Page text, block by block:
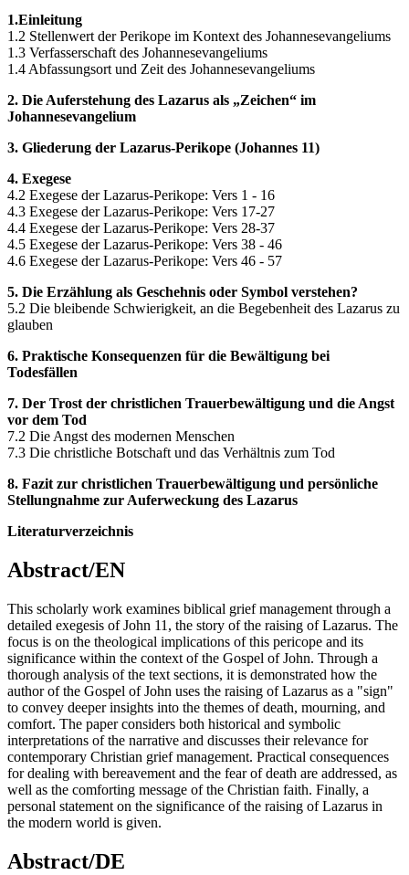
1.Einleitung
1.2 Stellenwert der Perikope im Kontext des Johannesevangeliums
1.3 Verfasserschaft des Johannesevangeliums
1.4 Abfassungsort und Zeit des Johannesevangeliums
2. Die Auferstehung des Lazarus als „Zeichen“ im
Johannesevangelium
3. Gliederung der Lazarus-Perikope (Johannes 11)
4. Exegese
4.2 Exegese der Lazarus-Perikope: Vers 1 - 16
4.3 Exegese der Lazarus-Perikope: Vers 17-27
4.4 Exegese der Lazarus-Perikope: Vers 28-37
4.5 Exegese der Lazarus-Perikope: Vers 38 - 46
4.6 Exegese der Lazarus-Perikope: Vers 46 - 57
5. Die Erzählung als Geschehnis oder Symbol verstehen?
5.2 Die bleibende Schwierigkeit, an die Begebenheit des Lazarus zu
glauben
6. Praktische Konsequenzen für die Bewältigung bei
Todesfällen
7. Der Trost der christlichen Trauerbewältigung und die Angst
vor dem Tod
7.2 Die Angst des modernen Menschen
7.3 Die christliche Botschaft und das Verhältnis zum Tod
8. Fazit zur christlichen Trauerbewältigung und persönliche
Stellungnahme zur Auferweckung des Lazarus
Literaturverzeichnis
Abstract/EN
This scholarly work examines biblical grief management through a
detailed exegesis of John 11, the story of the raising of Lazarus. The
focus is on the theological implications of this pericope and its
significance within the context of the Gospel of John. Through a
thorough analysis of the text sections, it is demonstrated how the
author of the Gospel of John uses the raising of Lazarus as a "sign"
to convey deeper insights into the themes of death, mourning, and
comfort. The paper considers both historical and symbolic
interpretations of the narrative and discusses their relevance for
contemporary Christian grief management. Practical consequences
for dealing with bereavement and the fear of death are addressed, as
well as the comforting message of the Christian faith. Finally, a
personal statement on the significance of the raising of Lazarus in
the modern world is given.
Abstract/DE